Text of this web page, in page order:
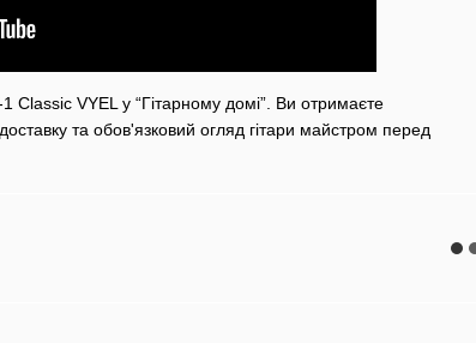
Classic VYEL у “Гітарному домі”. Ви отримаєте
та обов'язковий огляд гітари майстром перед